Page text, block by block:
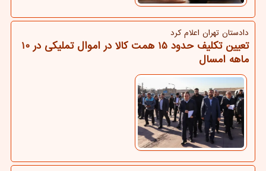
دادستان تهران اعلام كرد
تعیین تکلیف حدود 15 همت کالا در اموال تملیکی در 10
ماهه امسال